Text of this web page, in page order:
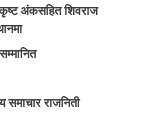
अंकसहित शिवराज
समाचार राजनिती